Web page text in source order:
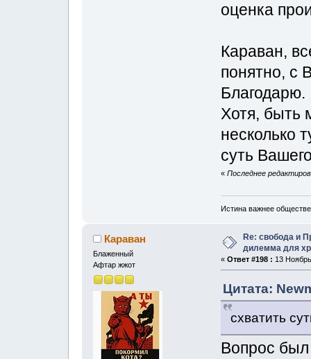
оценка
Караван,
понятно, с
Благодарю.
Хотя, быть
несколько
суть
« Последнее
Истина важнее
Караван
Блаженный
Афтар жжот
Re: свобода и
дилемма для
« Ответ #198 : 13
Цитата:
схватить
Вопрос